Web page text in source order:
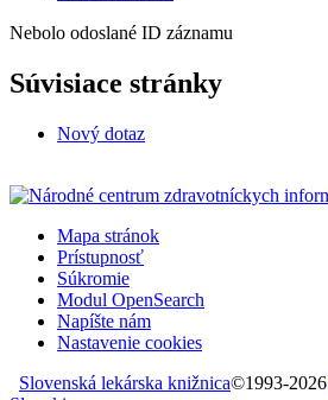
Nebolo odoslané ID záznamu
Súvisiace stránky
Nový dotaz
Mapa stránok
Prístupnosť
Súkromie
Modul OpenSearch
Napíšte nám
Nastavenie cookies
Slovenská lekárska knižnica©1993-2026